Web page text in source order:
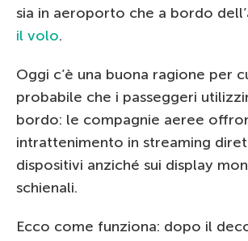
sia in aeroporto che a bordo
il volo.
Oggi c’è una buona ragione per
probabile che i passeggeri
bordo: le compagnie aeree
intrattenimento in streaming
dispositivi anziché sui display
schienali.
Ecco come funziona: dopo il